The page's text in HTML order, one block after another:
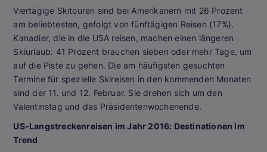
Viertägige Skitouren sind bei Amerikanern mit 26 Prozent
am beliebtesten, gefolgt von fünftägigen Reisen (17%).
Kanadier, die in die USA reisen, machen einen längeren
Skiurlaub: 41 Prozent brauchen sieben oder mehr Tage, um
auf die Piste zu gehen. Die am häufigsten gesuchten
Termine für spezielle Skireisen in den kommenden Monaten
sind der 11. und 12. Februar. Sie drehen sich um den
Valentinstag und das Präsidentenwochenende.
US-Langstreckenreisen im Jahr 2016: Destinationen im
Trend